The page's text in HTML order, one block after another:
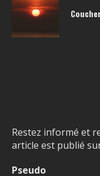
Restez informé et
article est publié
Pseudo